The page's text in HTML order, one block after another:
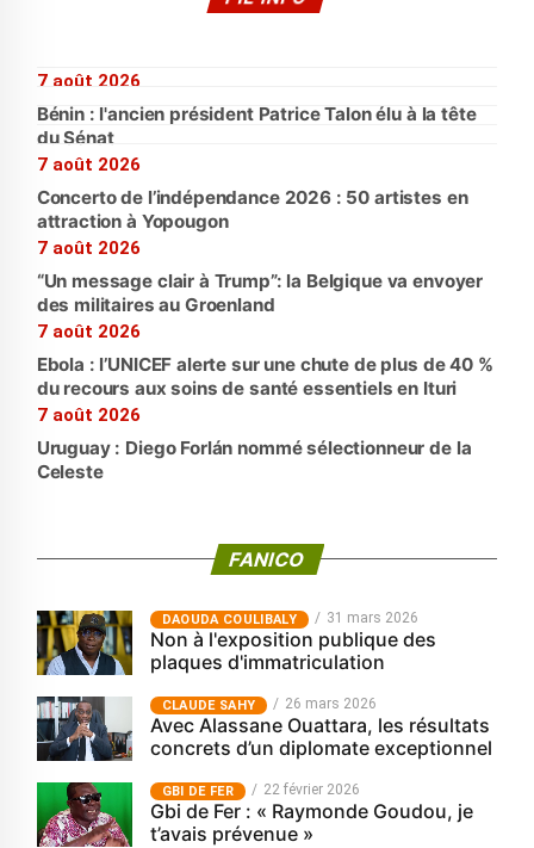
7 août 2026
Bénin : l'ancien président Patrice Talon élu à la tête
du Sénat
7 août 2026
Concerto de l’indépendance 2026 : 50 artistes en
attraction à Yopougon
7 août 2026
“Un message clair à Trump”: la Belgique va envoyer
des militaires au Groenland
7 août 2026
Ebola : l’UNICEF alerte sur une chute de plus de 40 %
du recours aux soins de santé essentiels en Ituri
7 août 2026
Uruguay : Diego Forlán nommé sélectionneur de la
Celeste
FANICO
‎DAOUDA COULIBALY 31 mars 2026
Non à l'exposition publique des
plaques d'immatriculation
CLAUDE SAHY 26 mars 2026
Avec Alassane Ouattara, les résultats
concrets d’un diplomate exceptionnel
GBI DE FER 22 février 2026
Gbi de Fer : « Raymonde Goudou, je
t’avais prévenue »